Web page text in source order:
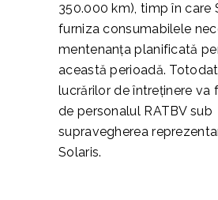
350.000 km), timp în care
furniza consumabilele
mentenanța planificată
această perioadă.
lucrărilor de întreținere va
de personalul RATBV sub
supravegherea
Solaris.